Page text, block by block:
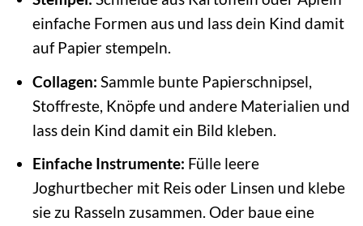
einfache Formen aus und lass dein Kind damit
auf Papier stempeln.
Collagen: Sammle bunte Papierschnipsel,
Stoffreste, Knöpfe und andere Materialien und
lass dein Kind damit ein Bild kleben.
Einfache Instrumente: Fülle leere
Joghurtbecher mit Reis oder Linsen und klebe
sie zu Rasseln zusammen. Oder baue eine